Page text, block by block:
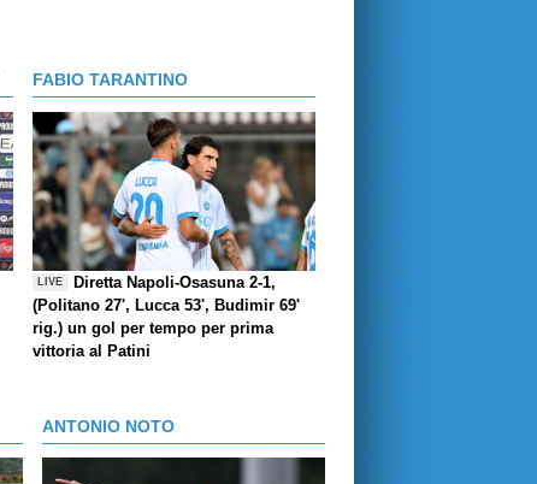
FABIO TARANTINO
LIVE
Diretta Napoli-Osasuna 2-1,
(Politano 27', Lucca 53', Budimir 69'
rig.) un gol per tempo per prima
vittoria al Patini
ANTONIO NOTO